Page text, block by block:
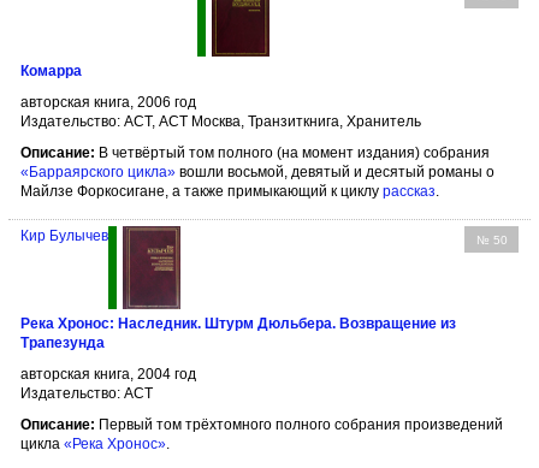
Комарра
авторская книга, 2006 год
Издательство: АСТ, АСТ Москва, Транзиткнига, Хранитель
Описание: В четвёртый том полного (на момент издания) собрания
«Барраярского цикла» вошли восьмой, девятый и десятый романы о
Майлзе Форкосигане, а также примыкающий к циклу рассказ.
№ 50
Кир Булычев
Река Хронос: Наследник. Штурм Дюльбера. Возвращение из
Трапезунда
авторская книга, 2004 год
Издательство: АСТ
Описание: Первый том трёхтомного полного собрания произведений
цикла «Река Хронос».